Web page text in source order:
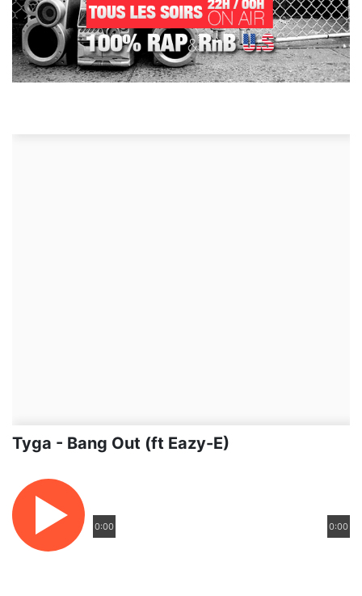
Tyga - Bang Out (ft Eazy-E)
0:00 0:00